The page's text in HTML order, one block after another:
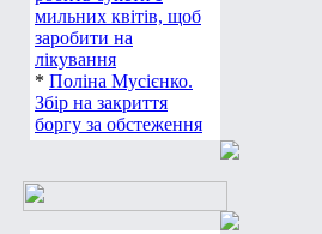
мильних квітів, щоб
заробити на
лікування
* Поліна Мусієнко.
Збір на закриття
боргу за обстеження